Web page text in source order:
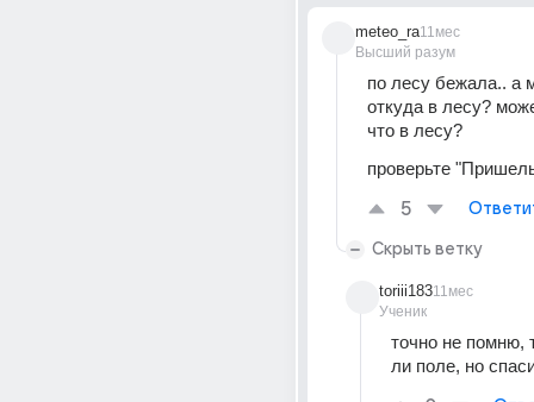
meteo_ra
Высший разум
11мес
по лесу бежала.. а
откуда в лесу?
что в лесу?
проверьте
5
Скрыть ветку
toriii183
Ученик
11мес
точно не помню,
ли поле, но